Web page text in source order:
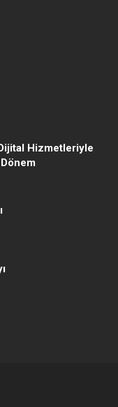
Hizmetleriyle